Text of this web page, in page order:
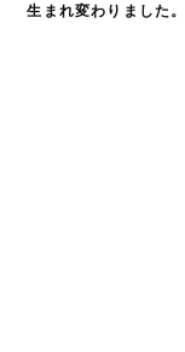
生まれ変わりました。